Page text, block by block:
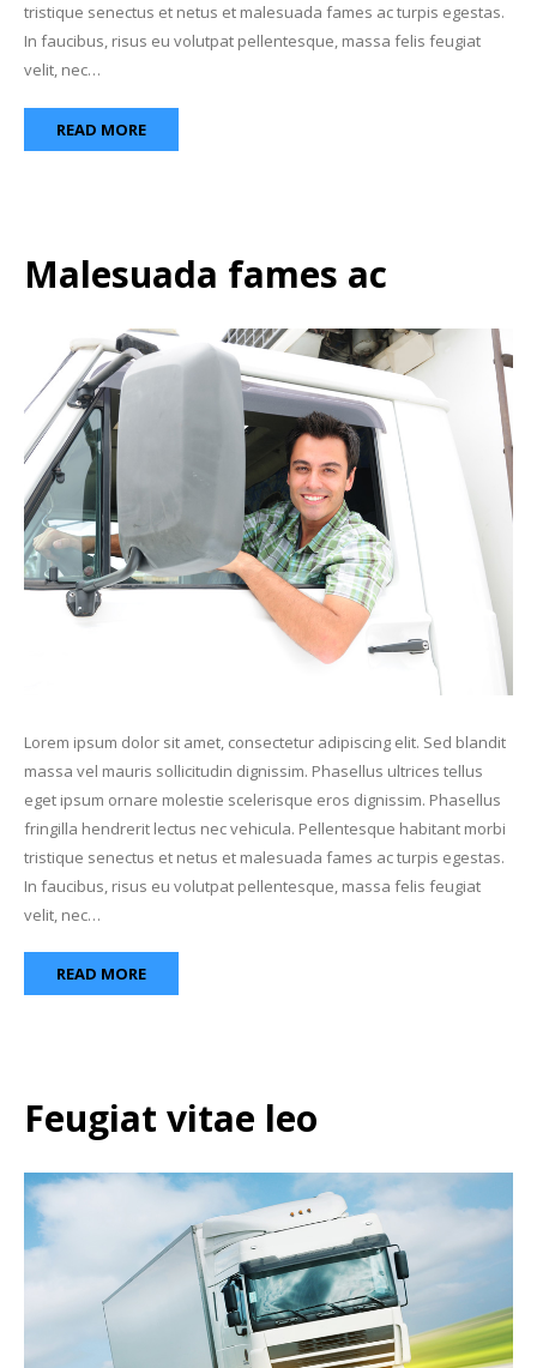
tristique senectus et netus et malesuada fames ac turpis egestas.
In faucibus, risus eu volutpat pellentesque, massa felis feugiat
velit, nec…
READ MORE
Malesuada fames ac
Lorem ipsum dolor sit amet, consectetur adipiscing elit. Sed blandit
massa vel mauris sollicitudin dignissim. Phasellus ultrices tellus
eget ipsum ornare molestie scelerisque eros dignissim. Phasellus
fringilla hendrerit lectus nec vehicula. Pellentesque habitant morbi
tristique senectus et netus et malesuada fames ac turpis egestas.
In faucibus, risus eu volutpat pellentesque, massa felis feugiat
velit, nec…
READ MORE
Feugiat vitae leo